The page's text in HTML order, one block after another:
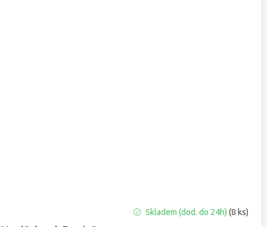
hodnocení
Skladem (dod. do 24h)(8 ks)